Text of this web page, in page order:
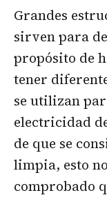
Grandes
sirven para
propósito de
tener
se utilizan
electricidad
de que se
limpia, esto
comprobado